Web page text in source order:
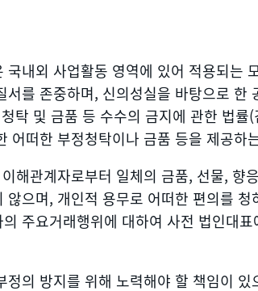
국내외 사업활동 영역에 있어 적용되는
서를 존중하며, 신의성실을 바탕으로 한
탁 및 금품 등 수수의 금지에 관한 법률
어떠한 부정청탁이나 금품 등을 제공하
해관계자로부터 일체의 금품, 선물, 향
않으며, 개인적 용무로 어떠한 편의를
주요거래행위에 대하여 사전 법인대
정의 방지를 위해 노력해야 할 책임이